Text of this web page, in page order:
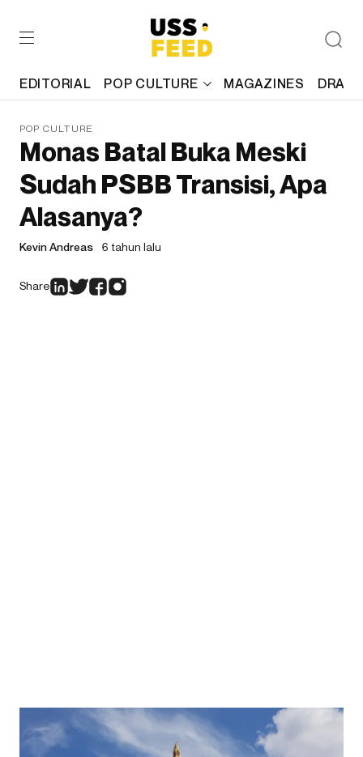
EDITORIAL POP CULTURE MAGAZINES
POP CULTURE
Monas Batal Buka Meski
Sudah PSBB Transisi, Apa
Alasanya?
Kevin Andreas 6 tahun lalu
Share